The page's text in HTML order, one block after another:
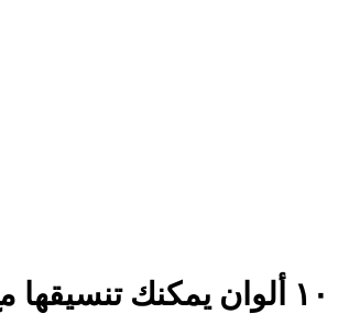
١٠ ألوان يمكنك تنسيقها مع اللون الأزرق لن تتوقعيها